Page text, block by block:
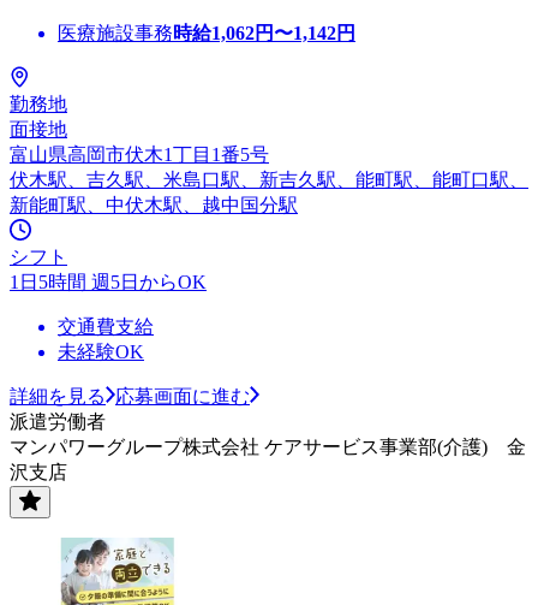
医療施設事務時給1,062円〜1,142円
勤務地
面接地
富山県高岡市伏木1丁目1番5号
伏木駅、吉久駅、米島口駅、新吉久駅、能町駅、能町口駅、
新能町駅、中伏木駅、越中国分駅
シフト
1日5時間 週5日からOK
交通費支給
未経験OK
詳細を見る
応募画面に進む
派遣労働者
マンパワーグループ株式会社 ケアサービス事業部(介護) 金
沢支店